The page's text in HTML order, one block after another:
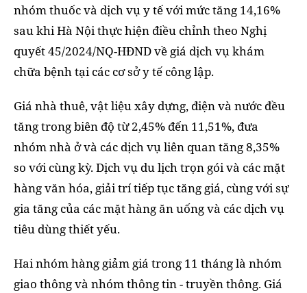
nhóm thuốc và dịch vụ y tế với mức tăng 14,16%
sau khi Hà Nội thực hiện điều chỉnh theo Nghị
quyết 45/2024/NQ-HĐND về giá dịch vụ khám
chữa bệnh tại các cơ sở y tế công lập.
Giá nhà thuê, vật liệu xây dựng, điện và nước đều
tăng trong biên độ từ 2,45% đến 11,51%, đưa
nhóm nhà ở và các dịch vụ liên quan tăng 8,35%
so với cùng kỳ. Dịch vụ du lịch trọn gói và các mặt
hàng văn hóa, giải trí tiếp tục tăng giá, cùng với sự
gia tăng của các mặt hàng ăn uống và các dịch vụ
tiêu dùng thiết yếu.
Hai nhóm hàng giảm giá trong 11 tháng là nhóm
giao thông và nhóm thông tin - truyền thông. Giá